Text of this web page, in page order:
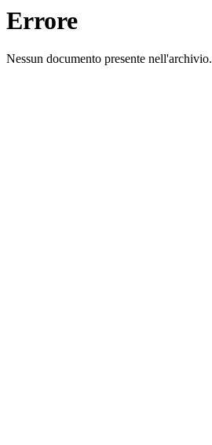
Errore
Nessun documento presente nell'archivio.